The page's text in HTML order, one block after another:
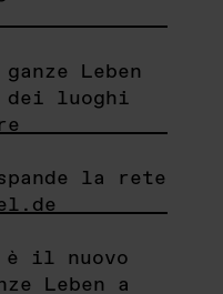
Leben
dei luoghi
la rete
è il nuovo
Leben a